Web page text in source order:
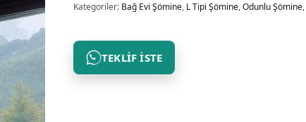
Kategoriler: Bağ Evi Şömine, L Tipi Şömine,Odunlu Şömine,
TEKLIF İSTE